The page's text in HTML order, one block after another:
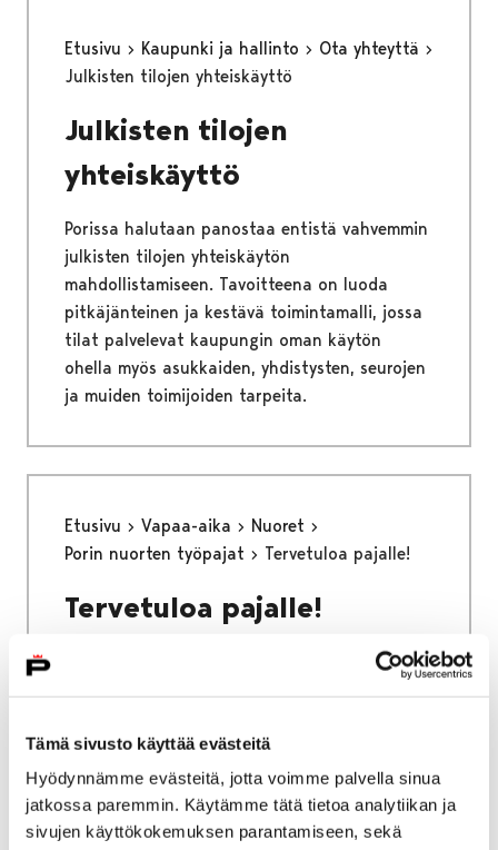
Tämä sivusto käyttää evästeitä
Hyödynnämme evästeitä, jotta voimme palvella sinua
jatkossa paremmin. Käytämme tätä tietoa analytiikan ja
sivujen käyttökokemuksen parantamiseen, sekä
Etusivu Kaupunki ja hallinto
Ota yhteyttä
Julkisten tilojen yhteiskäyttö
Julkisten tilojen
yhteiskäyttö
Porissa halutaan panostaa entistä vahvemmin
julkisten tilojen yhteiskäytön
mahdollistamiseen. Tavoitteena on luoda
pitkäjänteinen ja kestävä toimintamalli, jossa
tilat palvelevat kaupungin oman käytön
ohella myös asukkaiden, yhdistysten, seurojen
ja muiden toimijoiden tarpeita.
Etusivu Vapaa-aika
Nuoret
Porin nuorten työpajat
Tervetuloa pajalle!
Tervetuloa pajalle!
Liikenne ja veneily
Liikenneväylien kunnossapito